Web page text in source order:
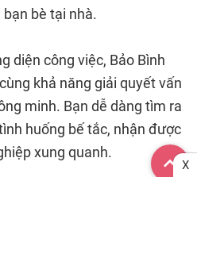
bè tại nhà.
diện công việc, Bảo Bình
khả năng giải quyết vấn
minh. Bạn dễ dàng tìm ra
huống bế tắc, nhận được
xung quanh.
X